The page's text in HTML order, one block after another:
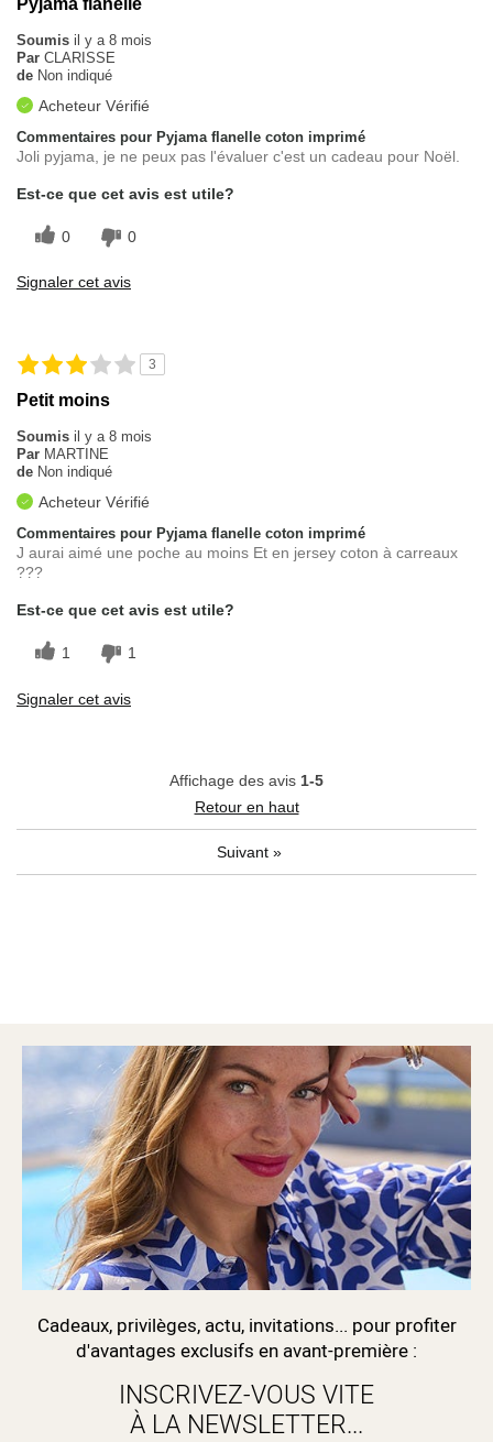
Pyjama flanelle
Soumis il y a 8 mois
Par CLARISSE
de Non indiqué
Acheteur Vérifié
Commentaires pour Pyjama flanelle coton imprimé
Joli pyjama, je ne peux pas l'évaluer c'est un cadeau pour Noël.
Est-ce que cet avis est utile?
0 0
Signaler cet avis
3
Petit moins
Soumis il y a 8 mois
Par MARTINE
de Non indiqué
Acheteur Vérifié
Commentaires pour Pyjama flanelle coton imprimé
J aurai aimé une poche au moins Et en jersey coton à carreaux
???
Est-ce que cet avis est utile?
1 1
Signaler cet avis
Affichage des avis 1-5
Retour en haut
Suivant »
Cadeaux, privilèges, actu, invitations... pour profiter
d'avantages exclusifs en avant-première :
INSCRIVEZ-VOUS VITE
À LA NEWSLETTER...